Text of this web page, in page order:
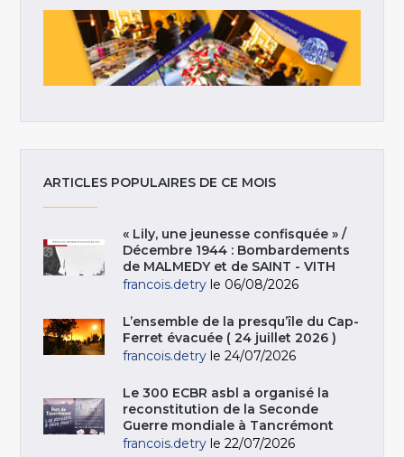
ARTICLES POPULAIRES DE CE MOIS
« Lily, une jeunesse confisquée » /
Décembre 1944 : Bombardements
de MALMEDY et de SAINT - VITH
francois.detry le 06/08/2026
L’ensemble de la presqu’île du Cap-
Ferret évacuée ( 24 juillet 2026 )
francois.detry le 24/07/2026
Le 300 ECBR asbl a organisé la
reconstitution de la Seconde
Guerre mondiale à Tancrémont
francois.detry le 22/07/2026